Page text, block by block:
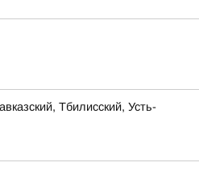
Тбилисский, Усть-